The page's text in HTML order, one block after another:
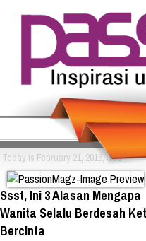
Today is February 21, 2016, 3:56
Ssst, Ini 3 Alasan Mengapa
Wanita Selalu Berdesah
Bercinta